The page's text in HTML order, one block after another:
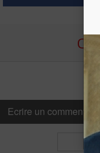
Ecrire un commentaire